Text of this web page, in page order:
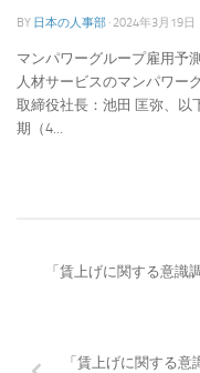
BY 日本の人事部 · 2024年3月19日
マンパワーグループ雇用予
人材サービスのマンパワー
取締役社長：池田 匡弥、以
期（4...
「賃上げに関する意識
「賃上げに関する